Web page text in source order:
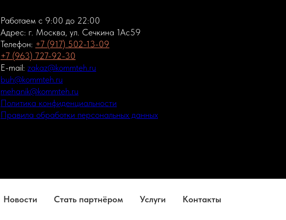
Работаем с 9:00 до 22:00
Адрес: г. Москва, ул. Сечкина 1Ас59
Телефон: +7 (917) 502-13-09
+7 (963) 727-92-30
E-mail: zakaz@kommteh.ru
buh@kommteh.ru
mehanik@kommteh.ru
Политика конфиденциальности
Правила обработки персональных данных
Новости Стать партнёром Услуги Контакты